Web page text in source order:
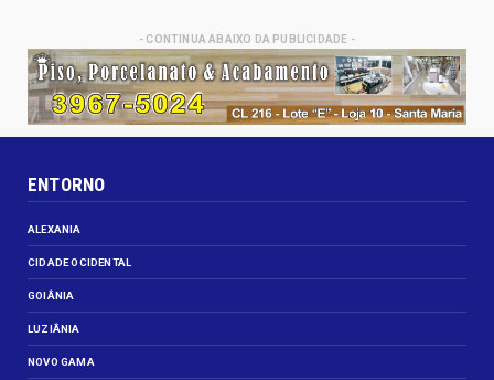
- CONTINUA ABAIXO DA PUBLICIDADE -
ENTORNO
ALEXANIA
CIDADE OCIDENTAL
GOIÂNIA
LUZIÂNIA
NOVO GAMA